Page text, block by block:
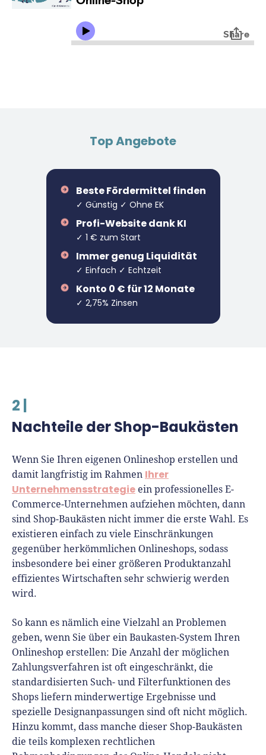
Top Angebote
Beste Fördermittel finden
✓ Günstig ✓ Ohne EK
Profi-Website dank KI
✓ 1 € zum Start
Immer genug Liquidität
✓ Einfach ✓ Echtzeit
Konto 0 € für 12 Monate
✓ 2,75% Zinsen
2 |
Nachteile der Shop-Baukästen
Wenn Sie Ihren eigenen Onlineshop erstellen und
damit langfristig im Rahmen Ihrer
Unternehmensstrategie ein professionelles E-
Commerce-Unternehmen aufziehen möchten, dann
sind Shop-Baukästen nicht immer die erste Wahl. Es
existieren einfach zu viele Einschränkungen
gegenüber herkömmlichen Onlineshops, sodass
insbesondere bei einer größeren Produktanzahl
effizientes Wirtschaften sehr schwierig werden
wird.
So kann es nämlich eine Vielzahl an Problemen
geben, wenn Sie über ein Baukasten-System Ihren
Onlineshop erstellen: Die Anzahl der möglichen
Zahlungsverfahren ist oft eingeschränkt, die
standardisierten Such- und Filterfunktionen des
Shops liefern minderwertige Ergebnisse und
spezielle Designanpassungen sind oft nicht möglich.
Hinzu kommt, dass manche dieser Shop-Baukästen
die teils komplexen rechtlichen